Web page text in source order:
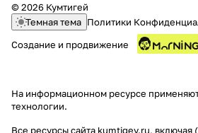
© 2026 Кумтигей
Темная тема Политики
Создание и продвижение
На информационном ресурсе
технологии.
Все ресурсы сайта kumtigey.ru, включая